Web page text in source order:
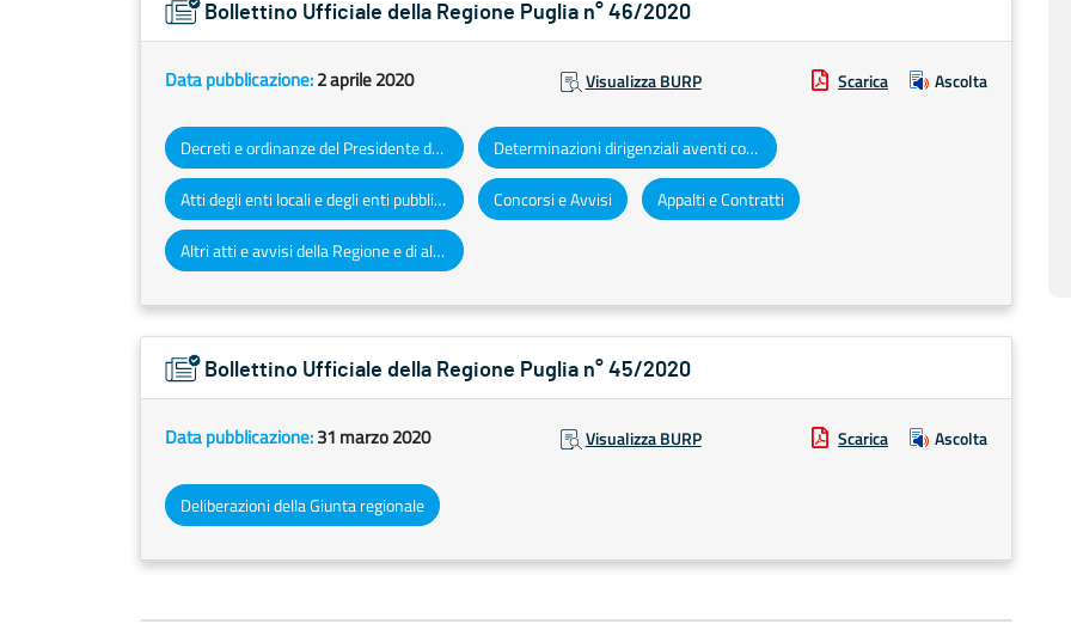
Bollettino Ufficiale della Regione Puglia n° 46/2020
Data pubblicazione:2 aprile 2020 Visualizza BURP Scarica Ascolta
Decreti e ordinanze del Presidente della Giunta regionale Determinazioni dirigenziali aventi contenuto di interesse generale
Atti degli enti locali e degli enti pubblici e privati Concorsi e Avvisi Appalti e Contratti
Altri atti e avvisi della Regione e di altri enti pubblici che interessano la collettività regionale
Bollettino Ufficiale della Regione Puglia n° 45/2020
Data pubblicazione:31 marzo 2020 Visualizza BURP Scarica Ascolta
Deliberazioni della Giunta regionale